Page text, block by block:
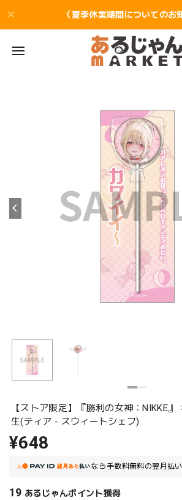
〈夏季休業期間についてのお
【ストア限定】『勝利の女神：NIKKE
生(ティア - スウィートシェフ)
¥648
なら 手数料無料の翌月払
19 あるじゃんポイント獲得